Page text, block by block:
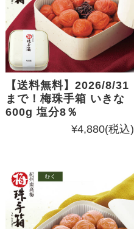
【送料無料】2026/8/31
まで！梅珠手箱 いきな
600g 塩分8％
¥4,880(税込)